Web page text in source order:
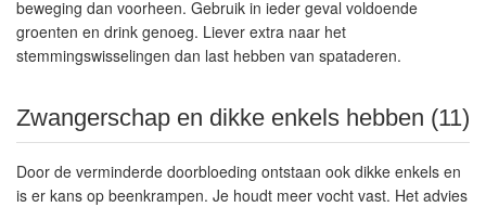
beweging dan voorheen. Gebruik in ieder geval voldoende
groenten en drink genoeg. Liever extra naar het
stemmingswisselingen dan last hebben van spataderen.
Zwangerschap en dikke enkels hebben (11)
Door de verminderde doorbloeding ontstaan ook dikke enkels en
is er kans op beenkrampen. Je houdt meer vocht vast. Het advies